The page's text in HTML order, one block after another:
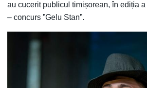
au cucerit publicul timișorean, în ediția
– concurs ”Gelu Stan”.